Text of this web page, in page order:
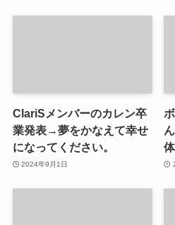
ClariSメンバーのカレン卒
業発表→夢をかなえて幸せ
になってください。
2024年9月1日